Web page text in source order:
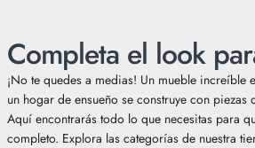
Completa el look
¡No te quedes a medias! Un mueble increíble
un hogar de ensueño se construye con piezas
Aquí encontrarás todo lo que necesitas para
completo. Explora las categorías de nuestra